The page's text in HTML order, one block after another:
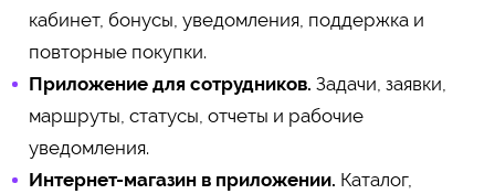
кабинет, бонусы, уведомления, поддержка и
повторные покупки.
Приложение для сотрудников. Задачи, заявки,
маршруты, статусы, отчеты и рабочие
уведомления.
Интернет-магазин в приложении. Каталог,